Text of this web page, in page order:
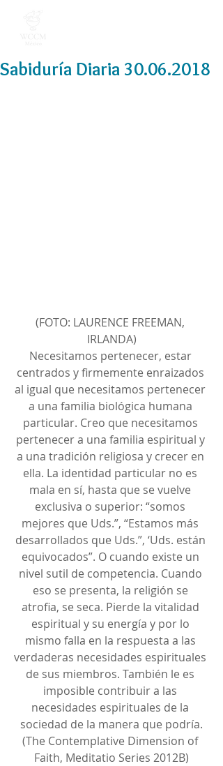
Sabiduría Diaria 30.06.2018
(FOTO: LAURENCE FREEMAN,
IRLANDA)
Necesitamos pertenecer, estar
centrados y firmemente enraizados
al igual que necesitamos pertenecer
a una familia biológica humana
particular. Creo que necesitamos
pertenecer a una familia espiritual y
a una tradición religiosa y crecer en
ella. La identidad particular no es
mala en sí, hasta que se vuelve
exclusiva o superior: “somos
mejores que Uds.”, “Estamos más
desarrollados que Uds.”, ‘Uds. están
equivocados”. O cuando existe un
nivel sutil de competencia. Cuando
eso se presenta, la religión se
atrofia, se seca. Pierde la vitalidad
espiritual y su energía y por lo
mismo falla en la respuesta a las
verdaderas necesidades espirituales
de sus miembros. También le es
imposible contribuir a las
necesidades espirituales de la
sociedad de la manera que podría.
(The Contemplative Dimension of
Faith, Meditatio Series 2012B)